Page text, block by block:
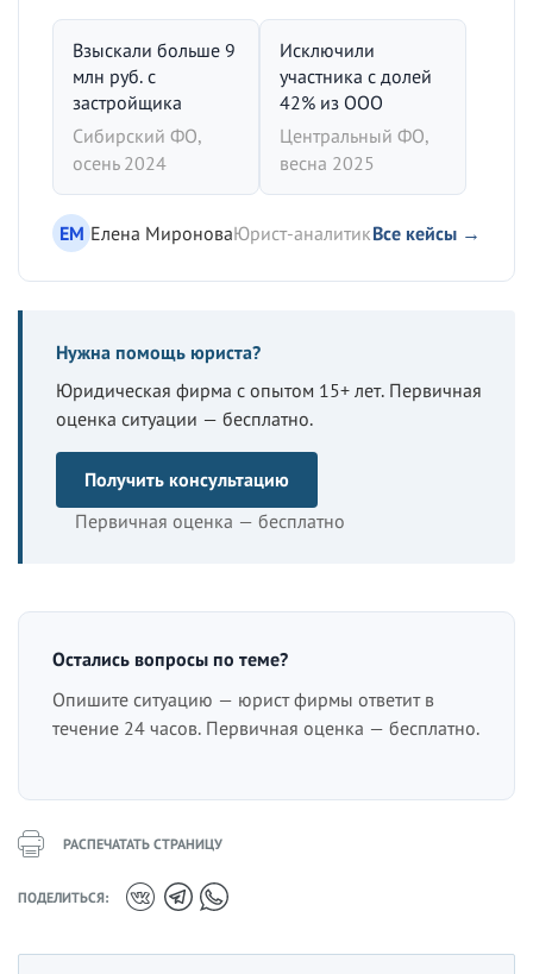
Взыскали больше 9
млн руб. с
застройщика
Сибирский ФО,
осень 2024
Исключили
участника с долей
42% из ООО
Центральный ФО,
весна 2025
ЕМ Елена МироноваЮрист-аналитикВсе кейсы →
Нужна помощь юриста?
Юридическая фирма с опытом 15+ лет. Первичная
оценка ситуации — бесплатно.
Получить консультацию
Первичная оценка — бесплатно
Остались вопросы по теме?
Опишите ситуацию — юрист фирмы ответит в
течение 24 часов. Первичная оценка — бесплатно.
РАСПЕЧАТАТЬ СТРАНИЦУ
ПОДЕЛИТЬСЯ: